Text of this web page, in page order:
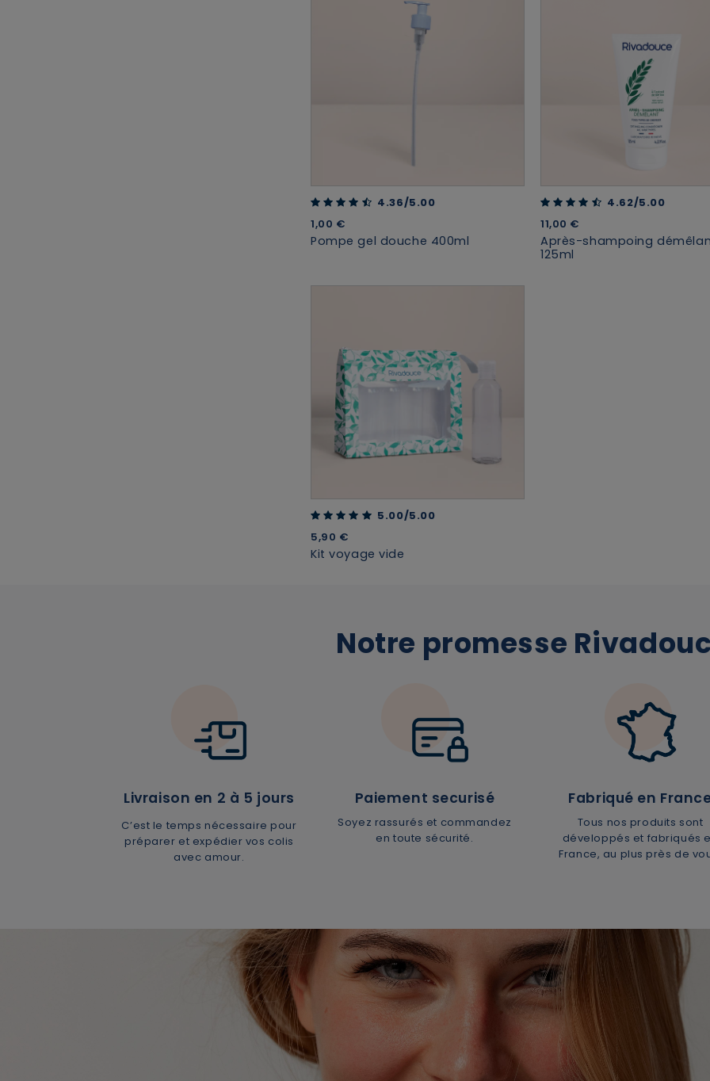
OUI
4.36 out of 5 Customer Rating
4.36/5.00
1,00 €
Pompe gel douche 400ml
4.62 out of 5 Customer Rating
4.62/5.00
11,00 €
Après-shampoing
125ml
5.00 out of 5 Customer Rating
5.00/5.00
5,90 €
Kit voyage vide
Notre promesse
Livraison en 2 à 5 jours
C’est le temps nécessaire pour
préparer et expédier vos colis
avec amour.
Paiement securisé
Soyez rassurés et commandez
en toute sécurité.
Fabriqué en
Tous nos produits sont
développés et fabriqués
France, au plus près de
En renseignant votre adresse e-mail, vous
acceptez de recevoir des communications par
e-mail de la part de Rivadouce et Milton, son
partenaire Hygiène Maison.